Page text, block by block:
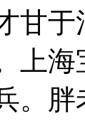
甘
上
。